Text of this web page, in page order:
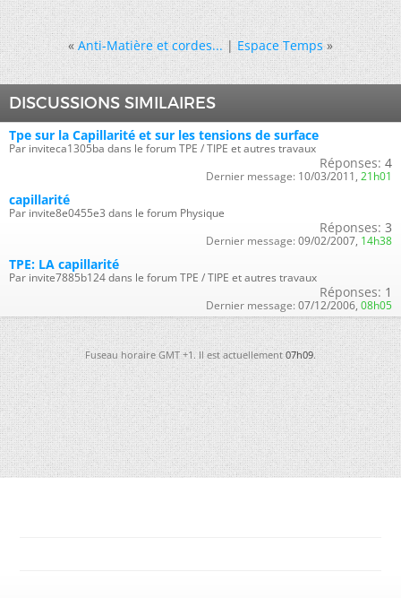
« Anti-Matière et cordes...|Espace Temps »
DISCUSSIONS SIMILAIRES
Tpe sur la Capillarité et sur les tensions de surface
Par inviteca1305ba dans le forum TPE / TIPE et autres travaux
Réponses: 4
Dernier message: 10/03/2011, 21h01
capillarité
Par invite8e0455e3 dans le forum Physique
Réponses: 3
Dernier message: 09/02/2007, 14h38
TPE: LA capillarité
Par invite7885b124 dans le forum TPE / TIPE et autres travaux
Réponses: 1
Dernier message: 07/12/2006, 08h05
Fuseau horaire GMT +1. Il est actuellement07h09.